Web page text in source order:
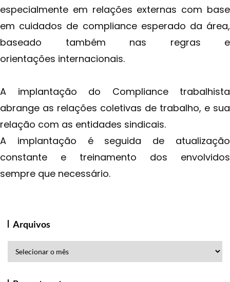
especialmente em relações externas com base
em cuidados de compliance esperado da área,
baseado também nas regras e
orientações internacionais.
A implantação do Compliance trabalhista
abrange as relações coletivas de trabalho, e sua
relação com as entidades sindicais.
A implantação é seguida de atualização
constante e treinamento dos envolvidos
sempre que necessário.
Arquivos